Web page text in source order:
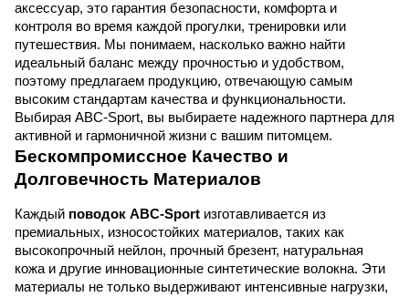
аксессуар, это гарантия безопасности, комфорта и
контроля во время каждой прогулки, тренировки или
путешествия. Мы понимаем, насколько важно найти
идеальный баланс между прочностью и удобством,
поэтому предлагаем продукцию, отвечающую самым
высоким стандартам качества и функциональности.
Выбирая ABC-Sport, вы выбираете надежного партнера для
активной и гармоничной жизни с вашим питомцем.
Бескомпромиссное Качество и
Долговечность Материалов
Каждый поводок ABC-Sport изготавливается из
премиальных, износостойких материалов, таких как
высокопрочный нейлон, прочный брезент, натуральная
кожа и другие инновационные синтетические волокна. Эти
материалы не только выдерживают интенсивные нагрузки,